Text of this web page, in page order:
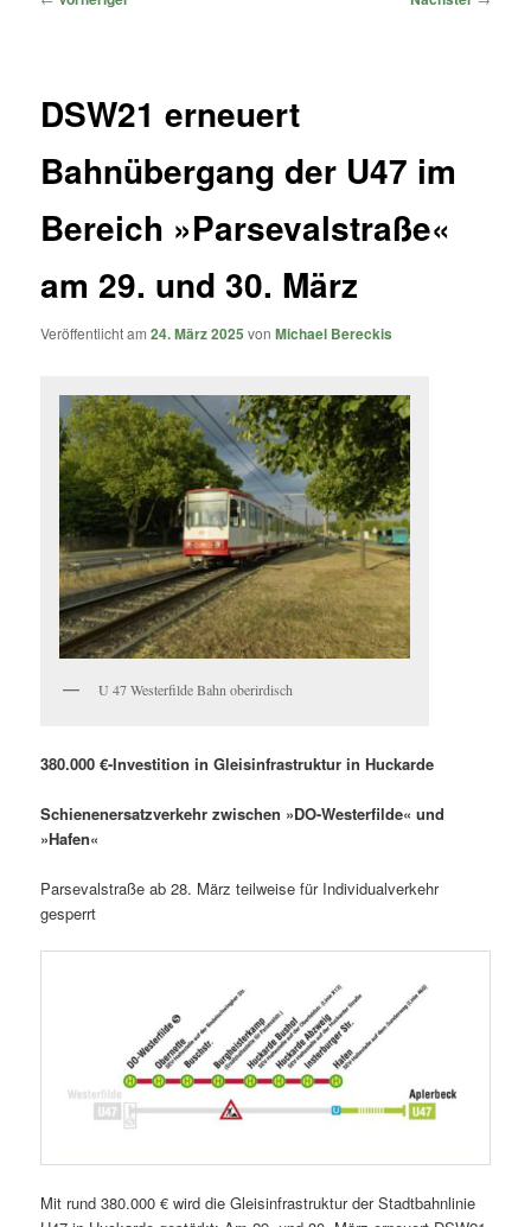
DSW21 erneuert
Bahnübergang der U47 im
Bereich »Parsevalstraße«
am 29. und 30. März
Veröffentlicht am24. März 2025 vonMichael Bereckis
U 47 Westerfilde Bahn oberirdisch
380.000 €-Investition in Gleisinfrastruktur in Huckarde
Schienenersatzverkehr zwischen »DO-Westerfilde« und
»Hafen«
Parsevalstraße ab 28. März teilweise für Individualverkehr
gesperrt
Mit rund 380.000 € wird die Gleisinfrastruktur der Stadtbahnlinie